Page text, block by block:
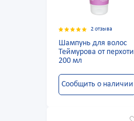
2 отзыва
Шампунь для волос
Теймурова от перхоти
200 мл
Сообщить о наличии